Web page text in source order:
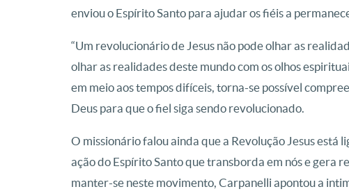
enviou o Espírito Santo para ajudar os fiéis a
“Um revolucionário de Jesus não pode olhar as
olhar as realidades deste mundo com os olhos
em meio aos tempos difíceis, torna-se possível
Deus para que o fiel siga sendo revolucionado.
O missionário falou ainda que a Revolução Jesus está
ação do Espírito Santo que transborda em nós e gera
manter-se neste movimento, Carpanelli apontou a